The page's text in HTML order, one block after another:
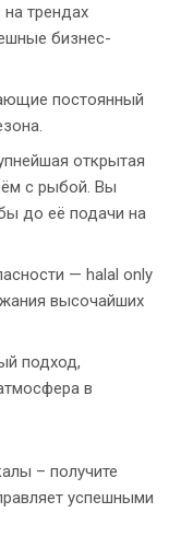
трендах
бизнес-
постоянный
открытая
с рыбой. Вы
до её подачи на
— halal only
высочайших
подход,
в
– получите
успешными